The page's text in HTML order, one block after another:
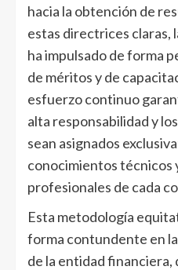
hacia la obtención de
estas directrices claras,
ha impulsado de forma
de méritos y de
esfuerzo continuo
alta responsabilidad y
sean asignados
conocimientos técnicos
profesionales de cada
Esta metodología
forma contundente en
de la entidad financiera,